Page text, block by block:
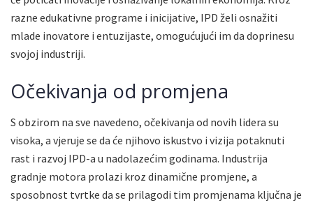
razne edukativne programe i inicijative, IPD želi osnažiti
mlade inovatore i entuzijaste, omogućujući im da doprinesu
svojoj industriji.
Očekivanja od promjena
S obzirom na sve navedeno, očekivanja od novih lidera su
visoka, a vjeruje se da će njihovo iskustvo i vizija potaknuti
rast i razvoj IPD-a u nadolazećim godinama. Industrija
gradnje motora prolazi kroz dinamične promjene, a
sposobnost tvrtke da se prilagodi tim promjenama ključna je